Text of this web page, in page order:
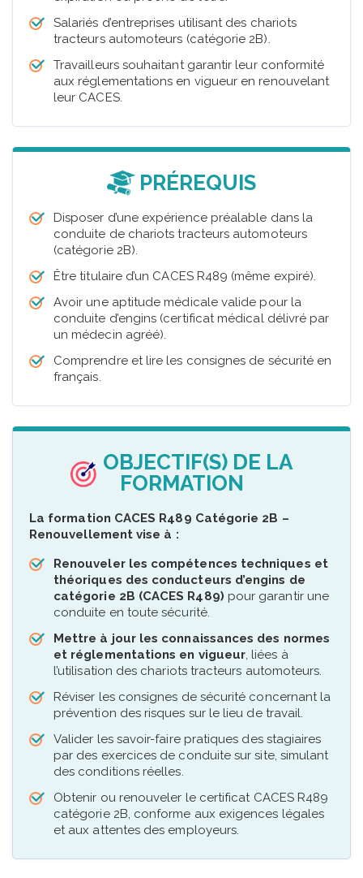
Salariés d’entreprises utilisant des chariots
tracteurs automoteurs (catégorie 2B).
Travailleurs souhaitant garantir leur conformité
aux réglementations en vigueur en renouvelant
leur CACES.
PRÉREQUIS
Disposer d’une expérience préalable dans la
conduite de chariots tracteurs automoteurs
(catégorie 2B).
Être titulaire d’un CACES R489 (même expiré).
Avoir une aptitude médicale valide pour la
conduite d’engins (certificat médical délivré par
un médecin agréé).
Comprendre et lire les consignes de sécurité en
français.
OBJECTIF(S) DE LA
FORMATION
La formation CACES R489 Catégorie 2B –
Renouvellement vise à :
Renouveler les compétences techniques et
théoriques des conducteurs d’engins de
catégorie 2B (CACES R489) pour garantir une
conduite en toute sécurité.
Mettre à jour les connaissances des normes
et réglementations en vigueur, liées à
l’utilisation des chariots tracteurs automoteurs.
Réviser les consignes de sécurité concernant la
prévention des risques sur le lieu de travail.
Valider les savoir-faire pratiques des stagiaires
par des exercices de conduite sur site, simulant
des conditions réelles.
Obtenir ou renouveler le certificat CACES R489
catégorie 2B, conforme aux exigences légales
et aux attentes des employeurs.